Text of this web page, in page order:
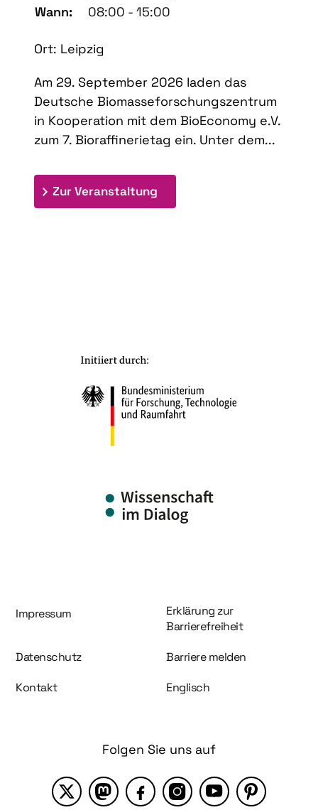
Wann:
08:00 - 15:00
Ort: Leipzig
Am 29. September 2026 laden das
Deutsche Biomasseforschungszentrum
in Kooperation mit dem BioEconomy e.V.
zum 7. Bioraffinerietag ein. Unter dem...
Zur Veranstaltung
Information und Service
Impressum
Erklärung zur
Barrierefreiheit
Datenschutz Barriere melden
Kontakt Englisch
Folgen Sie uns auf